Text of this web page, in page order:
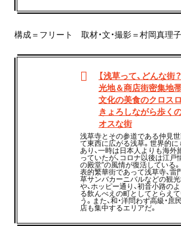
構成＝フリート 取材・文・撮影＝村岡真理子
【浅草って、どんな街
光地＆商店街密集地
文化の美食のクロス
きょろしながら歩く
オスな街
浅草寺とその参道である仲見
て東西に広がる浅草。世界的
あり、一時は日本人よりも海
っていたが、コロナ以後は江戸
の殿堂”の風情が復活している
表的繁華街であって浅草寺、雷
草サンバカーニバルなどの観
や、ホッピー通り、初音小路の
る飲んべえの町としてとらえ
う。また、和・洋問わず高級・
店も集中するエリアだ。